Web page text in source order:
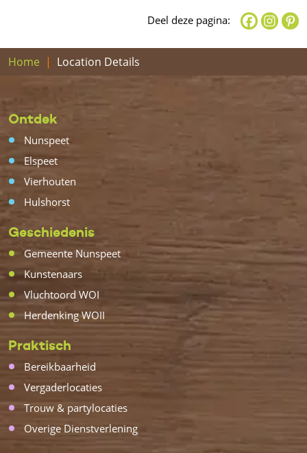
Deel deze pagina:
Home Location Details
Ontdek
Nunspeet
Elspeet
Vierhouten
Hulshorst
Geschiedenis
Gemeente Nunspeet
Kunstenaars
Vluchtoord WOI
Herdenking WOII
Praktisch
Bereikbaarheid
Vergaderlocaties
Trouw & partylocaties
Overige Dienstverlening